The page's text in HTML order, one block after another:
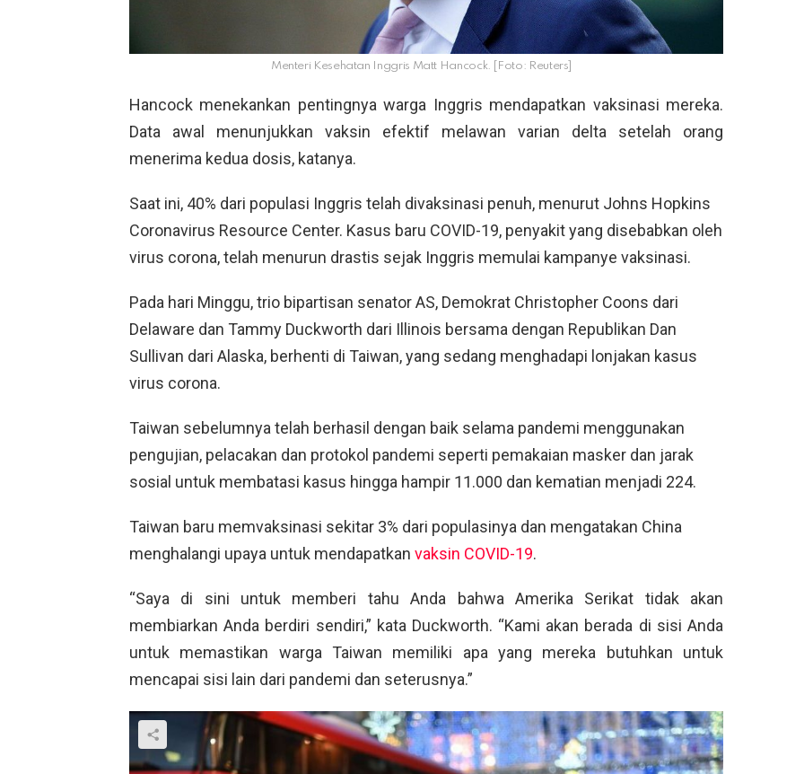
Menteri Kesehatan Inggris Matt Hancock. [Foto: Reuters]
Hancock menekankan pentingnya warga Inggris mendapatkan vaksinasi mereka.
Data awal menunjukkan vaksin efektif melawan varian delta setelah orang
menerima kedua dosis, katanya.
Saat ini, 40% dari populasi Inggris telah divaksinasi penuh, menurut Johns Hopkins
Coronavirus Resource Center. Kasus baru COVID-19, penyakit yang disebabkan oleh
virus corona, telah menurun drastis sejak Inggris memulai kampanye vaksinasi.
Pada hari Minggu, trio bipartisan senator AS, Demokrat Christopher Coons dari
Delaware dan Tammy Duckworth dari Illinois bersama dengan Republikan Dan
Sullivan dari Alaska, berhenti di Taiwan, yang sedang menghadapi lonjakan kasus
virus corona.
Taiwan sebelumnya telah berhasil dengan baik selama pandemi menggunakan
pengujian, pelacakan dan protokol pandemi seperti pemakaian masker dan jarak
sosial untuk membatasi kasus hingga hampir 11.000 dan kematian menjadi 224.
Taiwan baru memvaksinasi sekitar 3% dari populasinya dan mengatakan China
menghalangi upaya untuk mendapatkan vaksin COVID-19.
“Saya di sini untuk memberi tahu Anda bahwa Amerika Serikat tidak akan
membiarkan Anda berdiri sendiri,” kata Duckworth. “Kami akan berada di sisi Anda
untuk memastikan warga Taiwan memiliki apa yang mereka butuhkan untuk
mencapai sisi lain dari pandemi dan seterusnya.”